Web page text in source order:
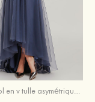
Trapèze col en v tulle asymétrique robe de mère de la mariée